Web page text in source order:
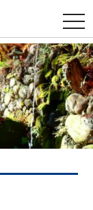
t
o
g
g
l
e
n
a
v
i
g
a
t
n